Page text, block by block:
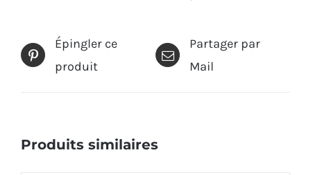
Épingler ce
produit
Partager par
Mail
Produits similaires